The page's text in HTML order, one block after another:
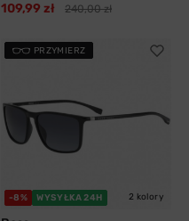
109,99 zł 240,00 zł
PRZYMIERZ
-8% WYSYŁKA 24H 2 kolory